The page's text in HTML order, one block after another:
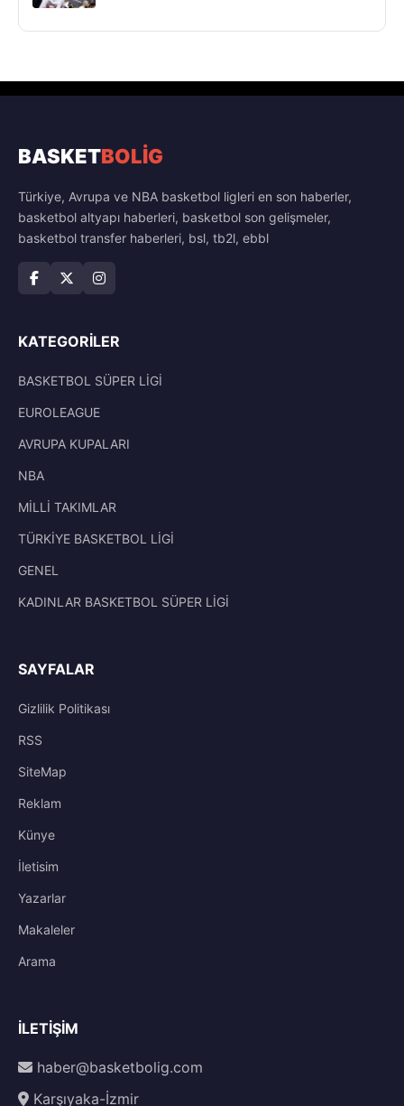
BASKETBOLİG
Türkiye, Avrupa ve NBA basketbol ligleri en son haberler,
basketbol altyapı haberleri, basketbol son gelişmeler,
basketbol transfer haberleri, bsl, tb2l, ebbl
KATEGORILER
BASKETBOL SÜPER LİGİ
EUROLEAGUE
AVRUPA KUPALARI
NBA
MİLLİ TAKIMLAR
TÜRKİYE BASKETBOL LİGİ
GENEL
KADINLAR BASKETBOL SÜPER LİGİ
SAYFALAR
Gizlilik Politikası
RSS
SiteMap
Reklam
Künye
İletisim
Yazarlar
Makaleler
Arama
İLETIŞIM
haber@basketbolig.com
Karşıyaka-İzmir